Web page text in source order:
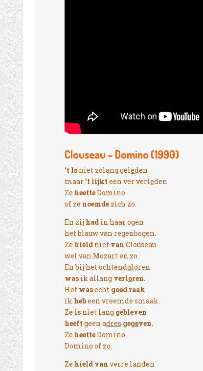
Clouseau – Domino (1990)
't Is niet zolang geleden
maar 't lijkt een ver verleden.
Ze heetteDomino
of ze noemde zich zo.
En zij had in haar ogen
het blauw van regenbogen.
Ze hield niet van Clouseau
wel van Mozart en zo.
En bij het ochtendgloren
was ik allang verloren.
Het wasecht goed raak
ik hebeen vreemde smaak.
Ze is niet lang gebleven
heeft geen adres gegeven.
Ze heetteDomino
Domino of zo.
Ze hield van verre landen